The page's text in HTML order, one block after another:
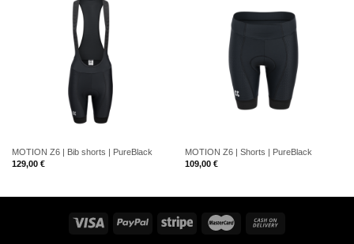
MOTION Z6 | Bib shorts | PureBlack
129,00 €
MOTION Z6 | Shorts | PureBlack
109,00 €